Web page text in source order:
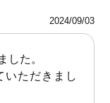
2024/09/03
した。
いただきまし